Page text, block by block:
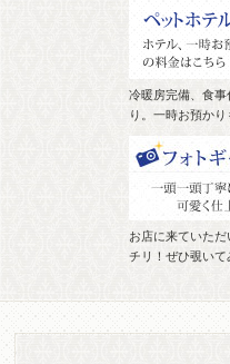
冷暖房完備、食
り。一時お預かり
お店に来ていた
チリ！ぜひ覗いて